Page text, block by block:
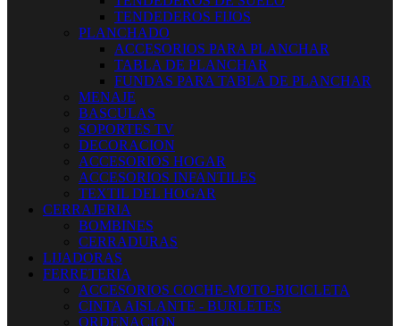
TENDEDEROS FIJOS
PLANCHADO
ACCESORIOS PARA PLANCHAR
TABLA DE PLANCHAR
FUNDAS PARA TABLA DE PLANCHAR
MENAJE
BASCULAS
SOPORTES TV
DECORACION
ACCESORIOS HOGAR
ACCESORIOS INFANTILES
TEXTIL DEL HOGAR
CERRAJERIA
BOMBINES
CERRADURAS
LIJADORAS
FERRETERIA
ACCESORIOS COCHE-MOTO-BICICLETA
CINTA AISLANTE - BURLETES
ORDENACION